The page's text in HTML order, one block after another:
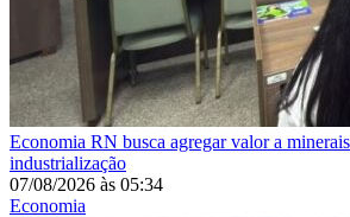
Economia RN busca agregar valor a
industrialização
07/08/2026 às 05:34
Economia